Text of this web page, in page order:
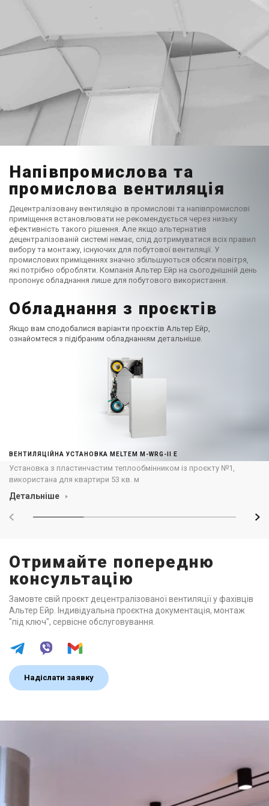
Напівпромислова та
промислова вентиляція
Децентралізовану вентиляцію в промислові та напівпромислові
приміщення встановлювати не рекомендується через низьку
ефективність такого рішення. Але якщо альтернатив
децентралізованій системі немає, слід дотримуватися всіх правил
вибору та монтажу, існуючих для побутової вентиляції. У
промислових приміщеннях значно збільшуються обсяги повітря,
які потрібно обробляти. Компанія Альтер Ейр на сьогоднішній день
пропонує обладнання лише для побутового використання.
Обладнання з проєктів
Якщо вам сподобалися варіанти проєктів Альтер Ейр,
ознайомтеся з підібраним обладнанням детальніше.
ВЕНТИЛЯЦІЙНА УСТАНОВКА MELTEM M-WRG-II E
Установка з пластинчастим теплообмінником із проєкту №1,
використана для квартири 53 кв. м
Детальніше
Отримайте попередню
консультацію
Замовте свій проєкт децентралізованої вентиляції у фахівців
Альтер Ейр. Індивідуальна проєктна документація, монтаж
"під ключ", сервісне обслуговування.
Надіслати заявку